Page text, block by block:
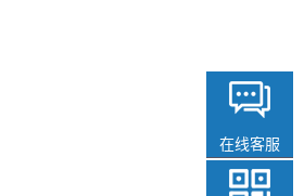
在线客服